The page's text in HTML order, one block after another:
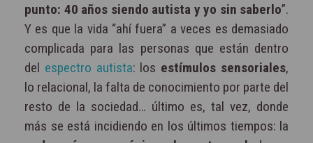
punto: 40 años siendo autista y yo sin saberlo”.
Y es que la vida “ahí fuera” a veces es demasiado
complicada para las personas que están dentro
del espectro autista: los estímulos sensoriales,
lo relacional, la falta de conocimiento por parte del
resto de la sociedad… último es, tal vez, donde
más se está incidiendo en los últimos tiempos: la